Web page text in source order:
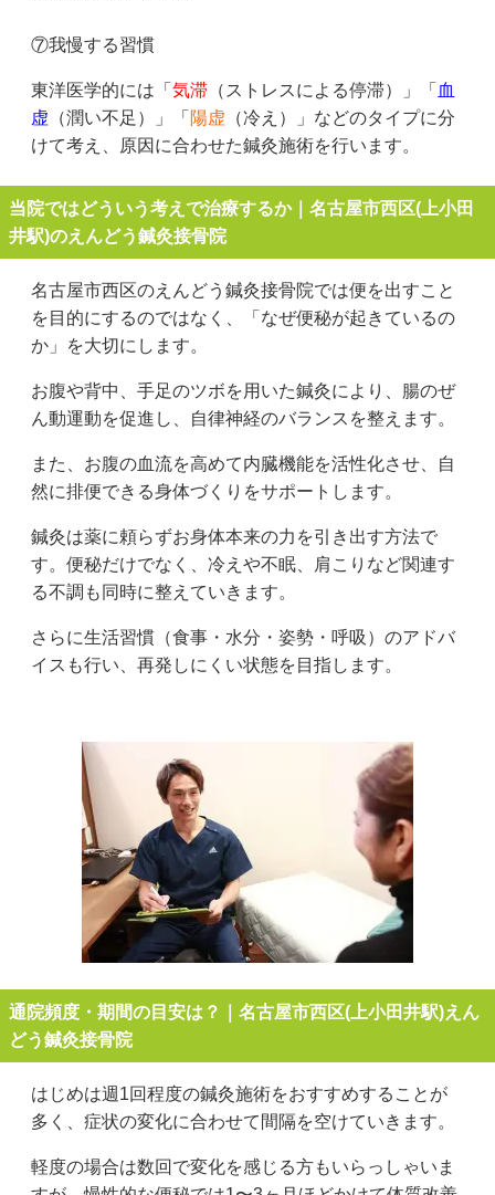
⑦我慢する習慣
東洋医学的には「 気滞 （ストレスによる停滞）」「 血
虚 （潤い不足）」「 陽虚 （冷え）」などのタイプに分
けて考え、原因に合わせた鍼灸施術を行います。
当院ではどういう考えで治療するか｜名古屋市西区(上小田
井駅)のえんどう鍼灸接骨院
名古屋市西区のえんどう鍼灸接骨院では便を出すこと
を目的にするのではなく、「なぜ便秘が起きているの
か」を大切にします。
お腹や背中、手足のツボを用いた鍼灸により、腸のぜ
ん動運動を促進し、自律神経のバランスを整えます。
また、お腹の血流を高めて内臓機能を活性化させ、自
然に排便できる身体づくりをサポートします。
鍼灸は薬に頼らずお身体本来の力を引き出す方法で
す。便秘だけでなく、冷えや不眠、肩こりなど関連す
る不調も同時に整えていきます。
さらに生活習慣（食事・水分・姿勢・呼吸）のアドバ
イスも行い、再発しにくい状態を目指します。
通院頻度・期間の目安は？｜名古屋市西区(上小田井駅)えん
どう鍼灸接骨院
はじめは週1回程度の鍼灸施術をおすすめすることが
多く、症状の変化に合わせて間隔を空けていきます。
軽度の場合は数回で変化を感じる方もいらっしゃいま